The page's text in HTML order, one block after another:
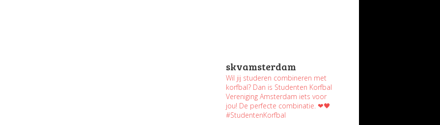
skvamsterdam
Wil jij studeren combineren met
korfbal? Dan is Studenten Korfbal
Vereniging Amsterdam iets voor
jou! De perfecte combinatie. ❤🖤
#StudentenKorfbal